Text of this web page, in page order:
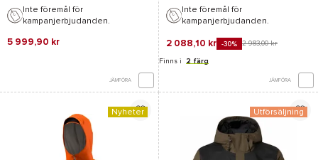
Inte föremål för
kampanjerbjudanden.
5 999,90 kr
JÄMFÖRA
Inte föremål för
kampanjerbjudanden.
2 088,10 kr -30% 2 983,00 kr
Finns i 2 färg
JÄMFÖRA
Nyheter Utförsäljning